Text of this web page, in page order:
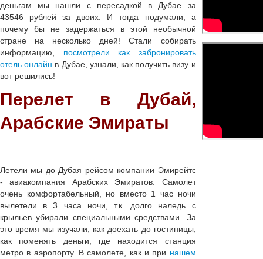
деньгам мы нашли с пересадкой в Дубае за
43546 рублей за двоих. И тогда подумали, а
почему бы не задержаться в этой необычной
стране на несколько дней! Стали собирать
информацию, посмотрели как забронировать
отель онлайн в Дубае, узнали, как получить визу и
вот решились!
Перелет в Дубай,
Арабские Эмираты
Летели мы до Дубая рейсом компании Эмирейтс
- авиакомпания Арабских Эмиратов. Самолет
очень комфортабельный, но вместо 1 час ночи
вылетели в 3 часа ночи, т.к. долго наледь с
крыльев убирали специальными средствами. За
это время мы изучали, как доехать до гостиницы,
как поменять деньги, где находится станция
метро в аэропорту. В самолете, как и при нашем